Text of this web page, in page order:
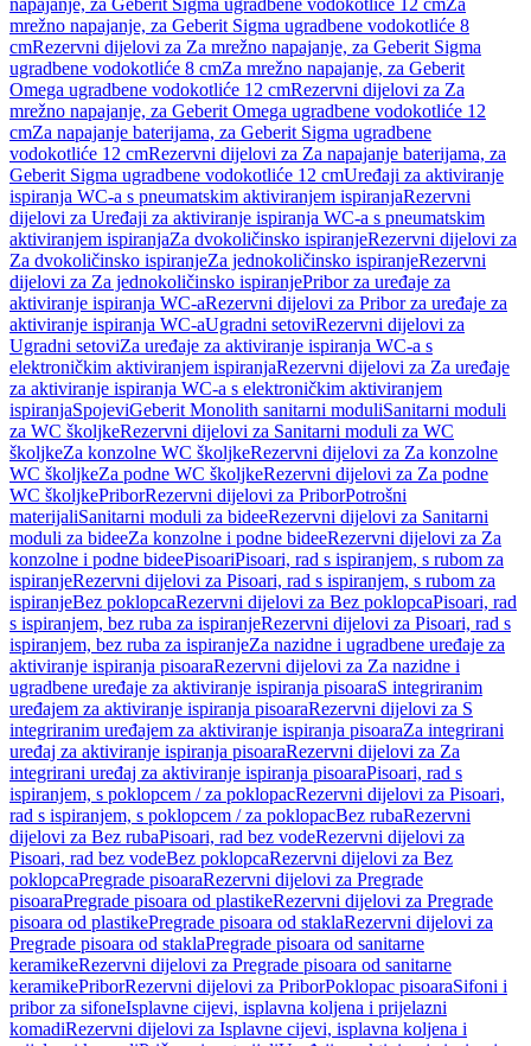
napajanje, za Geberit Sigma ugradbene vodokotliće 12 cmZa
mrežno napajanje, za Geberit Sigma ugradbene vodokotliće 8
cmRezervni dijelovi za Za mrežno napajanje, za Geberit Sigma
ugradbene vodokotliće 8 cmZa mrežno napajanje, za Geberit
Omega ugradbene vodokotliće 12 cmRezervni dijelovi za Za
mrežno napajanje, za Geberit Omega ugradbene vodokotliće 12
cmZa napajanje baterijama, za Geberit Sigma ugradbene
vodokotliće 12 cmRezervni dijelovi za Za napajanje baterijama, za
Geberit Sigma ugradbene vodokotliće 12 cmUređaji za aktiviranje
ispiranja WC-a s pneumatskim aktiviranjem ispiranjaRezervni
dijelovi za Uređaji za aktiviranje ispiranja WC-a s pneumatskim
aktiviranjem ispiranjaZa dvokoličinsko ispiranjeRezervni dijelovi za
Za dvokoličinsko ispiranjeZa jednokoličinsko ispiranjeRezervni
dijelovi za Za jednokoličinsko ispiranjePribor za uređaje za
aktiviranje ispiranja WC-aRezervni dijelovi za Pribor za uređaje za
aktiviranje ispiranja WC-aUgradni setoviRezervni dijelovi za
Ugradni setoviZa uređaje za aktiviranje ispiranja WC-a s
elektroničkim aktiviranjem ispiranjaRezervni dijelovi za Za uređaje
za aktiviranje ispiranja WC-a s elektroničkim aktiviranjem
ispiranjaSpojeviGeberit Monolith sanitarni moduliSanitarni moduli
za WC školjkeRezervni dijelovi za Sanitarni moduli za WC
školjkeZa konzolne WC školjkeRezervni dijelovi za Za konzolne
WC školjkeZa podne WC školjkeRezervni dijelovi za Za podne
WC školjkePriborRezervni dijelovi za PriborPotrošni
materijaliSanitarni moduli za bideeRezervni dijelovi za Sanitarni
moduli za bideeZa konzolne i podne bideeRezervni dijelovi za Za
konzolne i podne bideePisoariPisoari, rad s ispiranjem, s rubom za
ispiranjeRezervni dijelovi za Pisoari, rad s ispiranjem, s rubom za
ispiranjeBez poklopcaRezervni dijelovi za Bez poklopcaPisoari, rad
s ispiranjem, bez ruba za ispiranjeRezervni dijelovi za Pisoari, rad s
ispiranjem, bez ruba za ispiranjeZa nazidne i ugradbene uređaje za
aktiviranje ispiranja pisoaraRezervni dijelovi za Za nazidne i
ugradbene uređaje za aktiviranje ispiranja pisoaraS integriranim
uređajem za aktiviranje ispiranja pisoaraRezervni dijelovi za S
integriranim uređajem za aktiviranje ispiranja pisoaraZa integrirani
uređaj za aktiviranje ispiranja pisoaraRezervni dijelovi za Za
integrirani uređaj za aktiviranje ispiranja pisoaraPisoari, rad s
ispiranjem, s poklopcem / za poklopacRezervni dijelovi za Pisoari,
rad s ispiranjem, s poklopcem / za poklopacBez rubaRezervni
dijelovi za Bez rubaPisoari, rad bez vodeRezervni dijelovi za
Pisoari, rad bez vodeBez poklopcaRezervni dijelovi za Bez
poklopcaPregrade pisoaraRezervni dijelovi za Pregrade
pisoaraPregrade pisoara od plastikeRezervni dijelovi za Pregrade
pisoara od plastikePregrade pisoara od staklaRezervni dijelovi za
Pregrade pisoara od staklaPregrade pisoara od sanitarne
keramikeRezervni dijelovi za Pregrade pisoara od sanitarne
keramikePriborRezervni dijelovi za PriborPoklopac pisoaraSifoni i
pribor za sifoneIsplavne cijevi, isplavna koljena i prijelazni
komadiRezervni dijelovi za Isplavne cijevi, isplavna koljena i